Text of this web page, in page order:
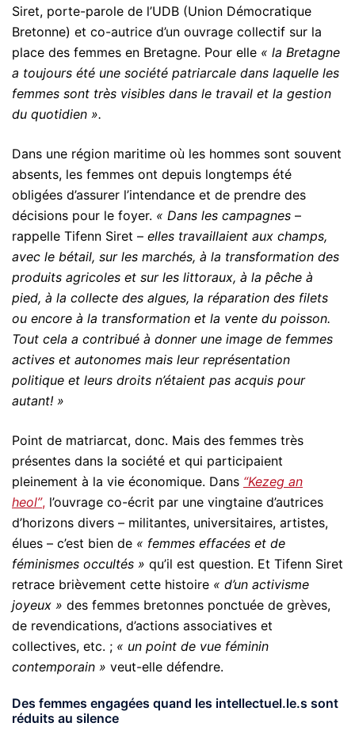
Siret, porte-parole de l’UDB (Union Démocratique
Bretonne) et co-autrice d’un ouvrage collectif sur la
place des femmes en Bretagne. Pour elle « la Bretagne
a toujours été une société patriarcale dans laquelle les
femmes sont très visibles dans le travail et la gestion
du quotidien ».
Dans une région maritime où les hommes sont souvent
absents, les femmes ont depuis longtemps été
obligées d’assurer l’intendance et de prendre des
décisions pour le foyer. « Dans les campagnes –
rappelle Tifenn Siret – elles travaillaient aux champs,
avec le bétail, sur les marchés, à la transformation des
produits agricoles et sur les littoraux, à la pêche à
pied, à la collecte des algues, la réparation des filets
ou encore à la transformation et la vente du poisson.
Tout cela a contribué à donner une image de femmes
actives et autonomes mais leur représentation
politique et leurs droits n’étaient pas acquis pour
autant! »
Point de matriarcat, donc. Mais des femmes très
présentes dans la société et qui participaient
pleinement à la vie économique. Dans “Kezeg an
heol”, l’ouvrage co-écrit par une vingtaine d’autrices
d’horizons divers – militantes, universitaires, artistes,
élues – c’est bien de « femmes effacées et de
féminismes occultés » qu’il est question. Et Tifenn Siret
retrace brièvement cette histoire « d’un activisme
joyeux » des femmes bretonnes ponctuée de grèves,
de revendications, d’actions associatives et
collectives, etc. ; « un point de vue féminin
contemporain » veut-elle défendre.
Des femmes engagées quand les intellectuel.le.s sont
réduits au silence